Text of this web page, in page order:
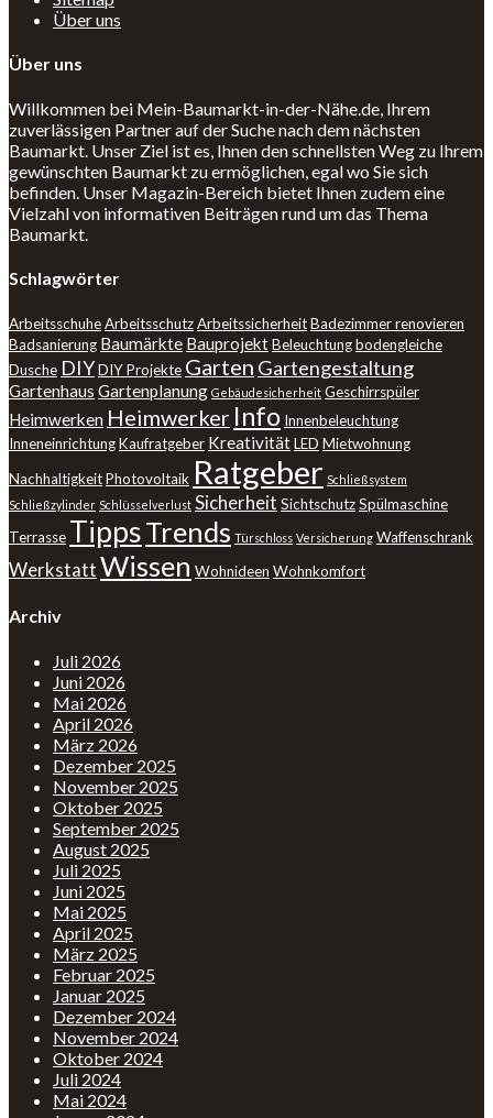
Über uns
Über uns
Willkommen bei Mein-Baumarkt-in-der-Nähe.de, Ihrem
zuverlässigen Partner auf der Suche nach dem nächsten
Baumarkt. Unser Ziel ist es, Ihnen den schnellsten Weg zu Ihrem
gewünschten Baumarkt zu ermöglichen, egal wo Sie sich
befinden. Unser Magazin-Bereich bietet Ihnen zudem eine
Vielzahl von informativen Beiträgen rund um das Thema
Baumarkt.
Schlagwörter
ArbeitsschuheArbeitsschutzArbeitssicherheitBadezimmer renovieren
Badsanierung Baumärkte BauprojektBeleuchtungbodengleiche
Dusche DIYDIY Projekte Garten Gartengestaltung
Gartenhaus Gartenplanung Gebäudesicherheit Geschirrspüler
Heimwerken Heimwerker Info Innenbeleuchtung
InneneinrichtungKaufratgeber KreativitätLED Mietwohnung
NachhaltigkeitPhotovoltaik Ratgeber Schließsystem
Schließzylinder Schlüsselverlust Sicherheit SichtschutzSpülmaschine
Terrasse TippsTrends Türschloss Versicherung Waffenschrank
WerkstattWissen Wohnideen Wohnkomfort
Archiv
Juli 2026
Juni 2026
Mai 2026
April 2026
März 2026
Dezember 2025
November 2025
Oktober 2025
September 2025
August 2025
Juli 2025
Juni 2025
Mai 2025
April 2025
März 2025
Februar 2025
Januar 2025
Dezember 2024
November 2024
Oktober 2024
Juli 2024
Mai 2024